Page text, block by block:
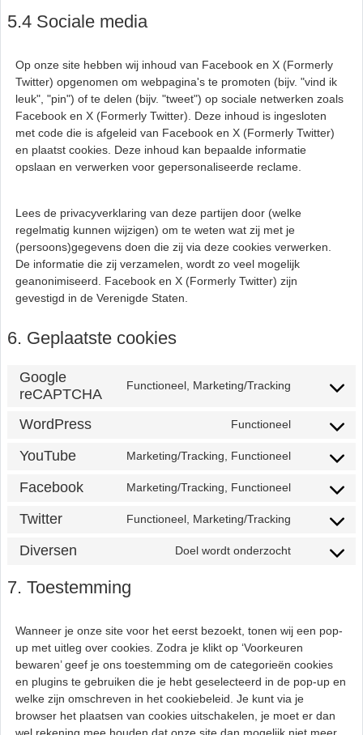
5.4 Sociale media
Op onze site hebben wij inhoud van Facebook en X (Formerly
Twitter) opgenomen om webpagina's te promoten (bijv. "vind ik
leuk", "pin") of te delen (bijv. "tweet") op sociale netwerken zoals
Facebook en X (Formerly Twitter). Deze inhoud is ingesloten
met code die is afgeleid van Facebook en X (Formerly Twitter)
en plaatst cookies. Deze inhoud kan bepaalde informatie
opslaan en verwerken voor gepersonaliseerde reclame.
Lees de privacyverklaring van deze partijen door (welke
regelmatig kunnen wijzigen) om te weten wat zij met je
(persoons)gegevens doen die zij via deze cookies verwerken.
De informatie die zij verzamelen, wordt zo veel mogelijk
geanonimiseerd. Facebook en X (Formerly Twitter) zijn
gevestigd in de Verenigde Staten.
6. Geplaatste cookies
Google
reCAPTCHA
Functioneel, Marketing/Tracking
Consent
service
recaptcha
WordPress Functioneel
Consent
service
wordpress
YouTube Marketing/Tracking, Functioneel
Consent
service
youtube
Facebook Marketing/Tracking, Functioneel
Consent
service
facebook
Twitter Functioneel, Marketing/Tracking
Consent
service
Diversen Doel wordt onderzocht
Consent
7. Toestemming
Wanneer je onze site voor het eerst bezoekt, tonen wij een pop-
up met uitleg over cookies. Zodra je klikt op ‘Voorkeuren
bewaren’ geef je ons toestemming om de categorieën cookies
en plugins te gebruiken die je hebt geselecteerd in de pop-up en
welke zijn omschreven in het cookiebeleid. Je kunt via je
browser het plaatsen van cookies uitschakelen, je moet er dan
wel rekening mee houden dat onze site dan mogelijk niet meer